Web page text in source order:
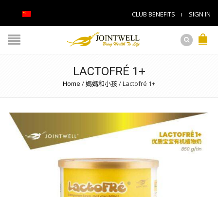
CLUB BENEFITS SIGN IN
LACTOFRÉ 1+
Home /媽媽和小孩/Lactofré 1+